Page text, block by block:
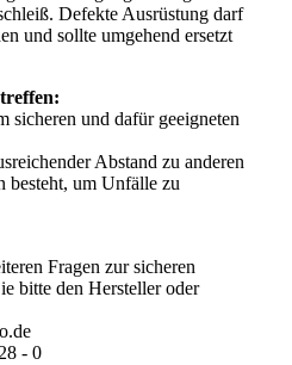
Defekte Ausrüstung darf
und sollte umgehend ersetzt
sicheren und dafür geeigneten
Abstand zu anderen
besteht, um Unfälle zu
Fragen zur sicheren
bitte den Hersteller oder
- 0